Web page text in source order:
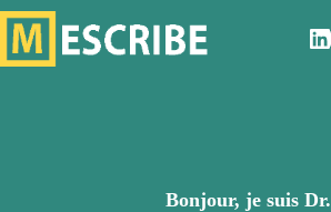
Bonjour, je suis Dr.